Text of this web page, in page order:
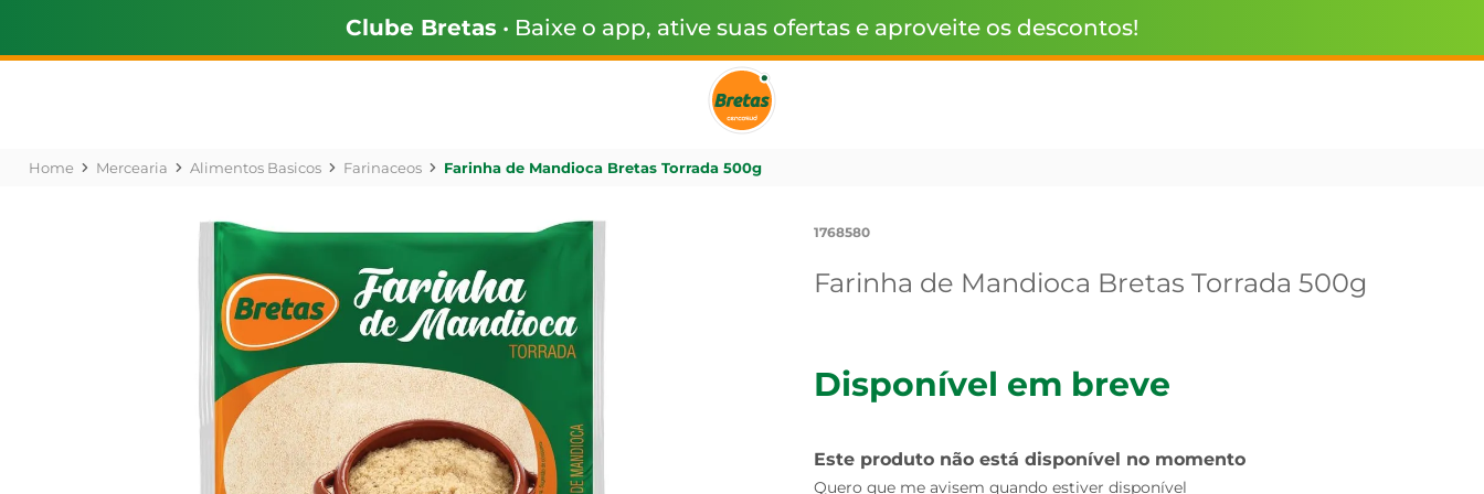
Clube Bretas • Baixe o app, ative suas ofertas e aproveite os descontos!
Mercearia Alimentos Basicos Farinaceos Farinha de Mandioca Bretas Torrada 500g
1768580
Farinha de Mandioca Bretas Torrada 500g
Disponível em breve
Este produto não está disponível no momento
Quero que me avisem quando estiver disponível